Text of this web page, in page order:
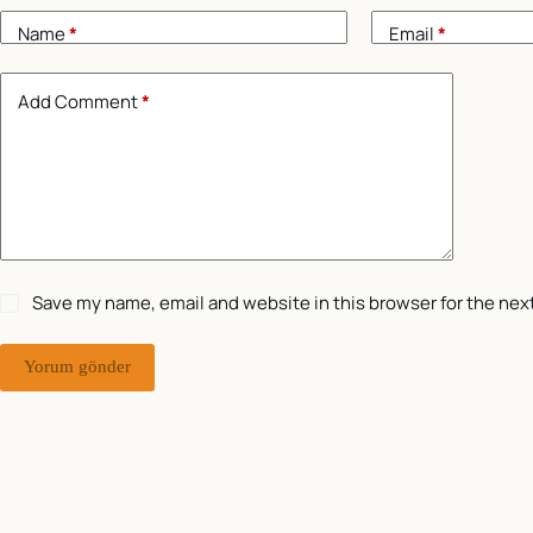
Name* Email*
Add Comment*
Save my name, email and website in this browser for the
Yorum gönder